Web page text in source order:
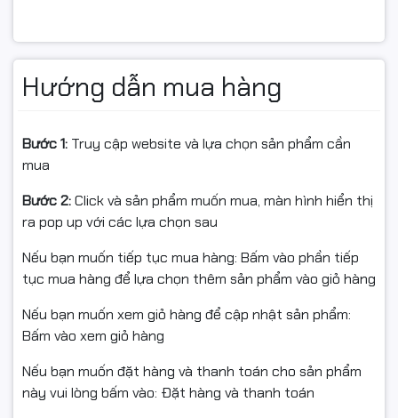
cực nhanh.
Ưu điểm nổi bật:
✔ Chuyển động mượt mà từng khung hình
✔ Giảm xé hình, giảm nhòe chuyển động
cao
✔ Mọi thao tác chuột – bàn phím hiển thị gần như tức
thì
✔ Giúp game thủ phản ứng nhanh hơn đối thủ trong
giao tranh
Đây là thông số lý tưởng cho các game nhưCS2,
Valorant, Apex Legends, Call of Duty…
Hướng dẫn mua hàng
Bước 1: Truy cập website và lựa chọn sản phẩm cần
mua
Bước 2:Click và sản phẩm muốn mua, màn hình hiển thị
ra pop up với các lựa chọn sau
Nếu bạn muốn tiếp tục mua hàng: Bấm vào phần tiếp
tục mua hàng để lựa chọn thêm sản phẩm vào giỏ hàng
Nếu bạn muốn xem giỏ hàng để cập nhật sản phẩm:
Bấm vào xem giỏ hàng
Nếu bạn muốn đặt hàng và thanh toán cho sản phẩm
này vui lòng bấm vào: Đặt hàng và thanh toán